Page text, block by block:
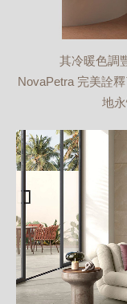
其冷暖色調
NovaPetra 完美詮
地